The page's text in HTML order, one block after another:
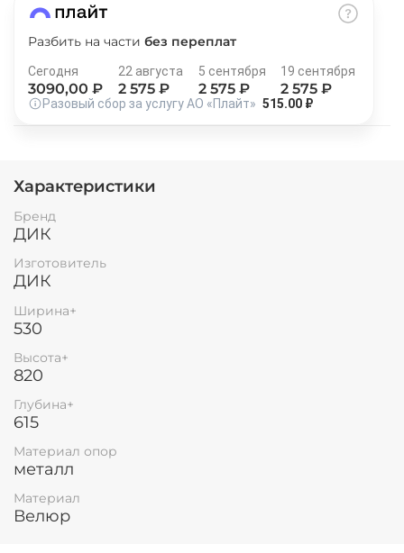
Разбить на части без переплат
Сегодня
3090,00 ₽
22 августа
2 575 ₽
5 сентября
2 575 ₽
19 сентября
2 575₽
Разовый сбор за услугу АО «Плайт» 515.00 ₽
Характеристики
Бренд
ДИК
Изготовитель
ДИК
Ширина+
530
Высота+
820
Глубина+
615
Материал опор
металл
Материал
Велюр
plait.ru